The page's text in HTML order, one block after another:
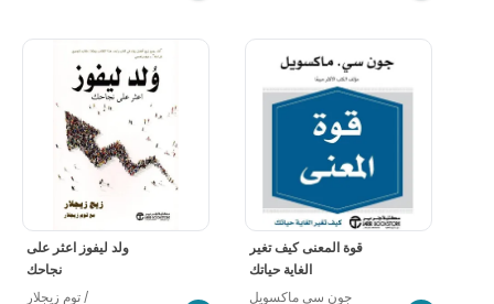
ولد ليفوز اعثر على
نجاحك
‎توم زيجلار ‎/‎
قوة المعنى كيف تغير
الغاية حياتك